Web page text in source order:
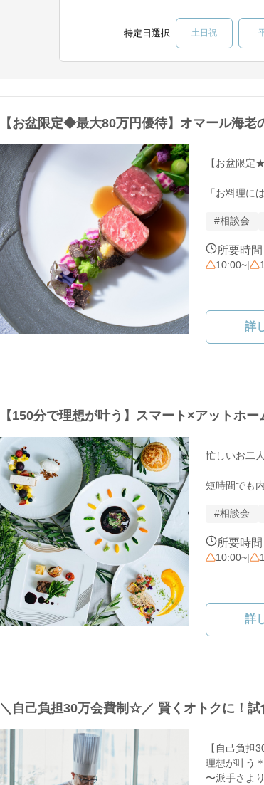
特定日選択 土日祝
【お盆限定◆最大80万円優待】オマール海
【お盆限定
「お料理に
に手に入る
① フリジェ
す。
③ 今だけの
プレゼント！
同時にご案
#相談会
所要時
10:00~|
詳
【150分で理想が叶う】スマート×アットホ
忙しいお二
短時間でも
＊ 豪華5品
＊ 150分の
デートの合
「まずは美
#相談会
所要時
10:00~|
詳
＼自己負担30万会費制☆／ 賢くオトクに！
【自己負担
理想が叶う
〜派手さよ